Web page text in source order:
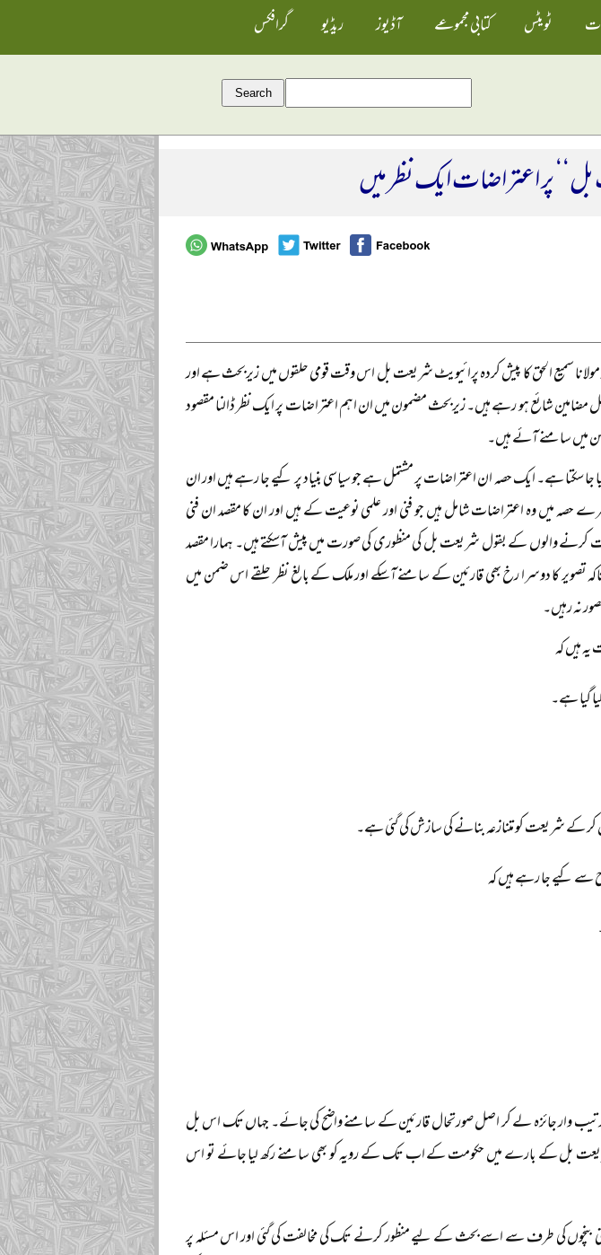
ٹویٹس کتابی مجموعے آڈیوز ریڈیو گرافکس
پر اعتراضات ایک نظر میں
سمیع الحق کا پیش کردہ پرائیویٹ شریعت بل اس وقت قومی حلقوں میں زیربحث ہے اور
مضامین شائع ہو رہے ہیں۔ زیربحث مضمون میں ان اہم اعتراضات پر ایک نظر ڈالنا مقصود
سامنے آئے ہیں۔
جا سکتا ہے۔ ایک حصہ ان اعتراضات پر مشتمل ہے جو سیاسی بنیاد پر کیے جا رہے ہیں اور ان
حصہ میں وہ اعتراضات شامل ہیں جو فنی اور علمی نوعیت کے ہیں اور ان کا مقصد ان فنی
کرنے والوں کے بقول شریعت بل کی منظوری کی صورت میں پیش آسکتے ہیں۔ ہمارا مقصد
تصویر کا دوسرا رخ بھی قارئین کے سامنے آسکے اور ملک کے بالغ نظر حلقے اس ضمن میں
نہ رہیں۔
ہیں کہ
گیا ہے۔
کے شریعت کو متنازعہ بنانے کی سازش کی گئی ہے۔
سے کیے جا رہے ہیں کہ
وار جائزہ لے کر اصل صورتحال قارئین کے سامنے واضح کی جائے۔ جہاں تک اس بل
بل کے بارے میں حکومت کے اب تک کے رویہ کو بھی سامنے رکھ لیا جائے تو اس
بنچوں کی طرف سے اسے بحث کے لیے منظور کرنے تک کی مخالفت کی گئی اور اس مسئلہ پر